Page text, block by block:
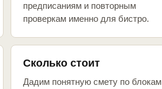
предписаниям и повторным
проверкам именно для бистро.
Сколько стоит
Дадим понятную смету по блокам